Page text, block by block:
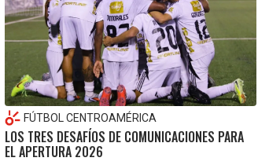
FÚTBOL CENTROAMÉRICA
LOS TRES DESAFÍOS DE COMUNICACIONES PARA
EL APERTURA 2026